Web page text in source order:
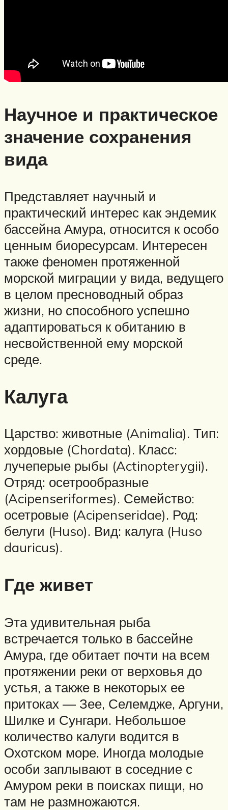
Научное и практическое
значение сохранения
вида
Представляет научный и
практический интерес как эндемик
бассейна Амура, относится к особо
ценным биоресурсам. Интересен
также феномен протяженной
морской миграции у вида, ведущего
в целом пресноводный образ
жизни, но способного успешно
адаптироваться к обитанию в
несвойственной ему морской
среде.
Калуга
Царство: животные (Animalia). Тип:
хордовые (Chordata). Класс:
лучеперые рыбы (Actinopterygii).
Отряд: осетрообразные
(Acipenseriformes). Семейство:
осетровые (Acipenseridae). Род:
белуги (Huso). Вид: калуга (Huso
dauricus).
Где живет
Эта удивительная рыба
встречается только в бассейне
Амура, где обитает почти на всем
протяжении реки от верховья до
устья, а также в некоторых ее
притоках — Зее, Селемдже, Аргуни,
Шилке и Сунгари. Небольшое
количество калуги водится в
Охотском море. Иногда молодые
особи заплывают в соседние с
Амуром реки в поисках пищи, но
там не размножаются.